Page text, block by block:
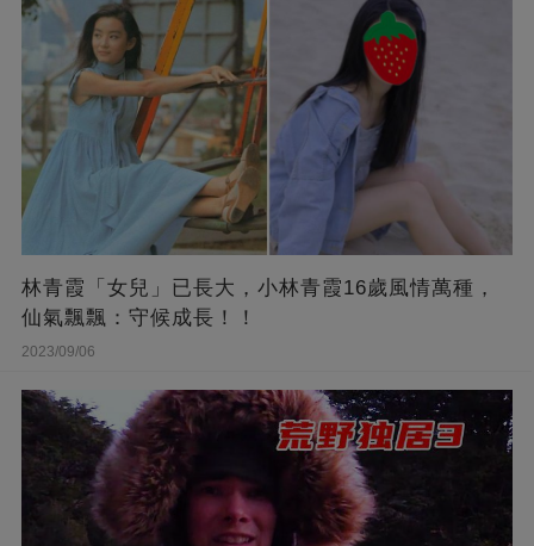
林青霞「女兒」已長大，小林青霞16歲風情萬種，
仙氣飄飄：守候成長！！
2023/09/06